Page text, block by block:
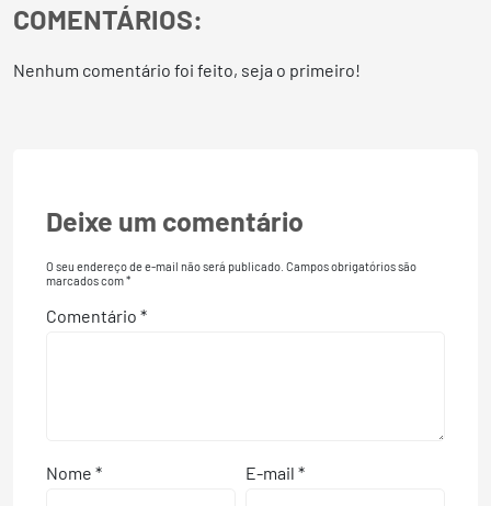
COMENTÁRIOS:
Nenhum comentário foi feito, seja o primeiro!
Deixe um comentário
O seu endereço de e-mail não será publicado. Campos obrigatórios são
marcados com*
Comentário *
Nome * E-mail *